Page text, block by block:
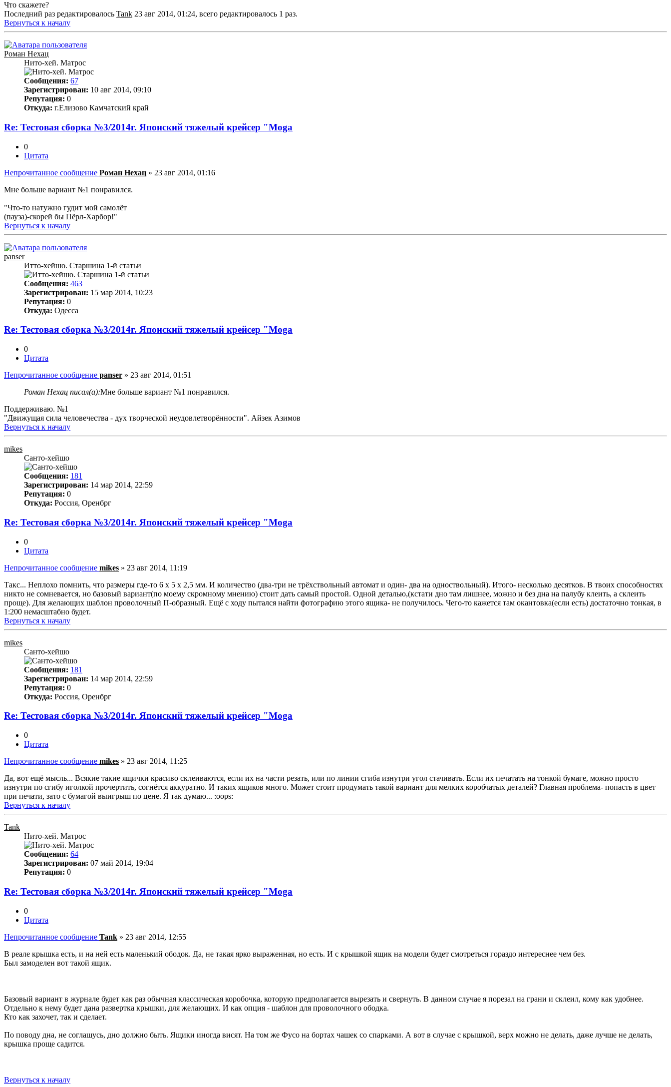
Что скажете?
Последний раз редактировалось Tank 23 авг 2014, 01:24, всего редактировалось 1 раз.
Вернуться к началу
Роман Нехац
Нито-хей. Матрос
Сообщения: 67
Зарегистрирован: 10 авг 2014, 09:10
Репутация: 0
Откуда: г.Елизово Камчатский край
Re: Тестовая сборка №3/2014г. Японский тяжелый крейсер "Moga
0
Цитата
Непрочитанное сообщение Роман Нехац » 23 авг 2014, 01:16
Мне больше вариант №1 понравился.
"Что-то натужно гудит мой самолёт
(пауза)-скорей бы Пёрл-Харбор!"
Вернуться к началу
panser
Итто-хейшо. Старшина 1-й статьи
Сообщения: 463
Зарегистрирован: 15 мар 2014, 10:23
Репутация: 0
Откуда: Одесса
Re: Тестовая сборка №3/2014г. Японский тяжелый крейсер "Moga
0
Цитата
Непрочитанное сообщение panser » 23 авг 2014, 01:51
Роман Нехац писал(а):Мне больше вариант №1 понравился.
Поддерживаю. №1
"Движущая сила человечества - дух творческой неудовлетворённости". Айзек Азимов
Вернуться к началу
mikes
Санто-хейшо
Сообщения: 181
Зарегистрирован: 14 мар 2014, 22:59
Репутация: 0
Откуда: Россия, Оренбрг
Re: Тестовая сборка №3/2014г. Японский тяжелый крейсер "Moga
0
Цитата
Непрочитанное сообщение mikes » 23 авг 2014, 11:19
Такс... Неплохо помнить, что размеры где-то 6 х 5 х 2,5 мм. И количество (два-три не трёхствольный автомат и один- два на одноствольный). Итого- несколько десятков. В твоих способностях
никто не сомневается, но базовый вариант(по моему скромному мнению) стоит дать самый простой. Одной деталью,(кстати дно там лишнее, можно и без дна на палубу клеить, а склеить
проще). Для желающих шаблон проволочный П-образный. Ещё с ходу пытался найти фотографию этого ящика- не получилось. Чего-то кажется там окантовка(если есть) достаточно тонкая, в
1:200 немасштабно будет.
Вернуться к началу
mikes
Санто-хейшо
Сообщения: 181
Зарегистрирован: 14 мар 2014, 22:59
Репутация: 0
Откуда: Россия, Оренбрг
Re: Тестовая сборка №3/2014г. Японский тяжелый крейсер "Moga
0
Цитата
Непрочитанное сообщение mikes » 23 авг 2014, 11:25
Да, вот ещё мысль... Всякие такие ящички красиво склеиваются, если их на части резать, или по линии сгиба изнутри угол стачивать. Если их печатать на тонкой бумаге, можно просто
изнутри по сгибу иголкой прочертить, согнётся аккуратно. И таких ящиков много. Может стоит продумать такой вариант для мелких коробчатых деталей? Главная проблема- попасть в цвет
при печати, зато с бумагой выигрыш по цене. Я так думаю... :oops:
Вернуться к началу
Tank
Нито-хей. Матрос
Сообщения: 64
Зарегистрирован: 07 май 2014, 19:04
Репутация: 0
Re: Тестовая сборка №3/2014г. Японский тяжелый крейсер "Moga
0
Цитата
Непрочитанное сообщение Tank » 23 авг 2014, 12:55
В реале крышка есть, и на ней есть маленький ободок. Да, не такая ярко выраженная, но есть. И с крышкой ящик на модели будет смотреться гораздо интереснее чем без.
Был замоделен вот такой ящик.
Базовый вариант в журнале будет как раз обычная классическая коробочка, которую предполагается вырезать и свернуть. В данном случае я порезал на грани и склеил, кому как удобнее.
Отдельно к нему будет дана развертка крышки, для желающих. И как опция - шаблон для проволочного ободка.
Кто как захочет, так и сделает.
По поводу дна, не соглашусь, дно должно быть. Ящики иногда висят. На том же Фусо на бортах чашек со спарками. А вот в случае с крышкой, верх можно не делать, даже лучше не делать,
крышка проще садится.
Вернуться к началу